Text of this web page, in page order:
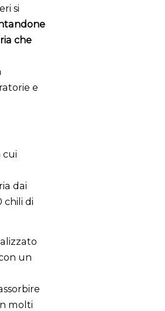
si
che
e
cui
dai
chili di
un
molti